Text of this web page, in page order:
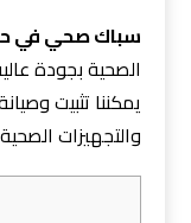
سباك صحي في
الصحية بجودة
يمكننا تثبيت
والتجهيزات الصحية